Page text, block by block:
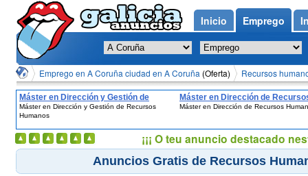
Emprego en A Coruña ciudad en A Coruña (Oferta) Recursos
Máster en Dirección y Gestión de
Recursos Humanos
Máster en Dirección y Gestión de Recursos
Humanos
Máster en Dirección de
Humanos
Máster en Dirección de Recursos
Anuncios Gratis de Recursos
Inicio Emprego
¡¡¡ O teu anuncio destacado